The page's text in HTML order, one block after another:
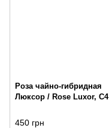
Роза чайно-гибридная
Люксор / Rose Luxor, С4
450 грн